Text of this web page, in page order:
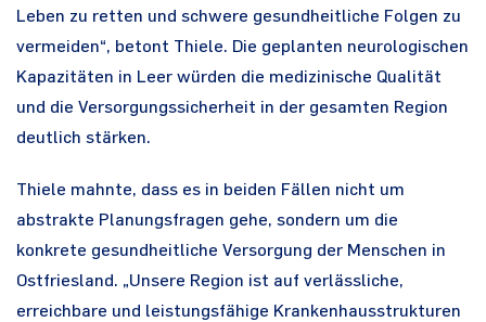
Leben zu retten und schwere gesundheitliche Folgen zu
vermeiden“, betont Thiele. Die geplanten neurologischen
Kapazitäten in Leer würden die medizinische Qualität
und die Versorgungssicherheit in der gesamten Region
deutlich stärken.
Thiele mahnte, dass es in beiden Fällen nicht um
abstrakte Planungsfragen gehe, sondern um die
konkrete gesundheitliche Versorgung der Menschen in
Ostfriesland. „Unsere Region ist auf verlässliche,
erreichbare und leistungsfähige Krankenhausstrukturen